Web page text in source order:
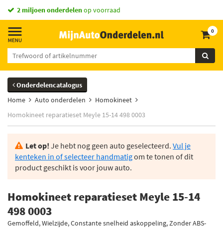
2 miljoen onderdelenop voorraad
0
Onderdelencatalogus
Home
Auto onderdelen
Homokineet
Homokineet reparatieset Meyle 15-14 498 0003
Let op! Je hebt nog geen auto geselecteerd. Vul je
kenteken in of selecteer handmatigom te tonen of dit
product geschikt is voor jouw auto.
Homokineet reparatieset Meyle 15-14
498 0003
Gemoffeld, Wielzijde, Constante snelheid askoppeling, Zonder ABS-